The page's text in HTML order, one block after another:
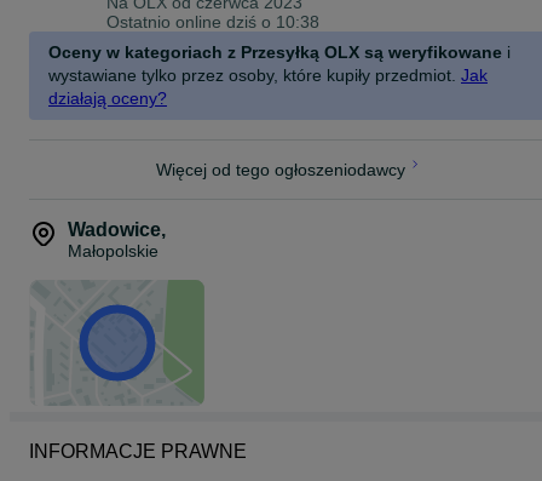
ODBIÓR OSOBISTY W NASZYM MAGAZYNIE!
Outlet eMeR
Wałowa 28/1,
34-100 Wadowice
(Zadzwoń do Nas 30minut przed przyjazdem / podaj kod produktu,
a my przygotujemy dla Ciebie wybrane produkty, możesz u Nas
SZUKAJ NAS NA FACEBOOKU: Outlet eMeR
ZAPRASZAMY DO ZAKUPÓW!
KOD: 5482 J
Ostatnio online dziś o 10:38
Oceny w kategoriach z Przesyłką OLX są weryfikowane i
wystawiane tylko przez osoby, które kupiły przedmiot. Jak
działają oceny?
Więcej od tego ogłoszeniodawcy
Wadowice,
Małopolskie
INFORMACJE PRAWNE